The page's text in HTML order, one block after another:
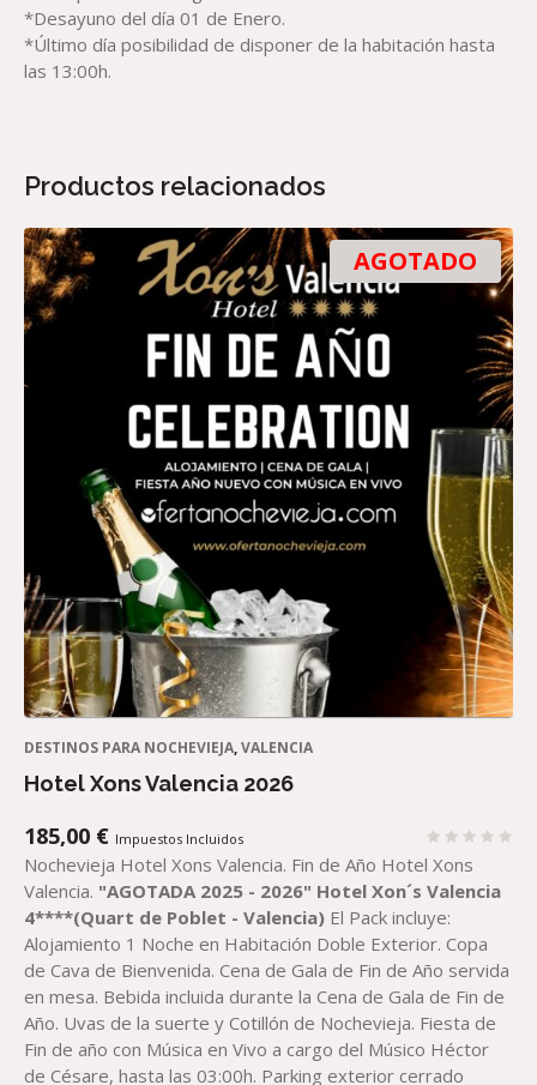
*Desayuno del día 01 de Enero.
*Último día posibilidad de disponer de la habitación hasta
las 13:00h.
Productos relacionados
AGOTADO
DESTINOS PARA NOCHEVIEJA,VALENCIA
Hotel Xons Valencia 2026
185,00 € Impuestos Incluidos
Nochevieja Hotel Xons Valencia. Fin de Año Hotel Xons
Valencia. "AGOTADA 2025 - 2026" Hotel Xon´s Valencia
4****(Quart de Poblet - Valencia) El Pack incluye:
Alojamiento 1 Noche en Habitación Doble Exterior. Copa
de Cava de Bienvenida. Cena de Gala de Fin de Año servida
en mesa. Bebida incluida durante la Cena de Gala de Fin de
Año. Uvas de la suerte y Cotillón de Nochevieja. Fiesta de
Fin de año con Música en Vivo a cargo del Músico Héctor
de Césare, hasta las 03:00h. Parking exterior cerrado